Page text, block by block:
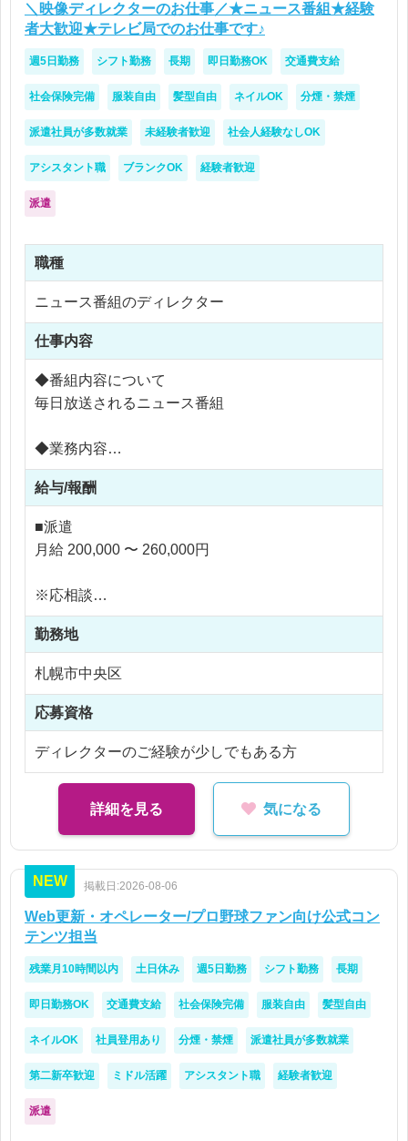
＼映像ディレクターのお仕事／★ニュース番組★経験
者大歓迎★テレビ局でのお仕事です♪
週5日勤務 シフト勤務 長期 即日勤務OK 交通費支給
社会保険完備 服装自由 髪型自由 ネイルOK 分煙・禁煙
派遣社員が多数就業 未経験者歓迎 社会人経験なしOK
アシスタント職 ブランクOK 経験者歓迎
派遣
職種
ニュース番組のディレクター
仕事内容
◆番組内容について
毎日放送されるニュース番組
◆業務内容
例えば...
政治・経済・町ネタなどの原稿の執筆、取材（ロ
ケ・電話取材）に行き
台本を書いていただきます！
編集は、編集者が専門にいます！
給与/報酬
■派遣
月給 200,000 〜 260,000円
※応相談
※ご経験により優遇
※交通費支給
※残業代全額支給
勤務地
札幌市中央区
応募資格
ディレクターのご経験が少しでもある方
詳細を見る 気になる
NEW 掲載日:2026-08-06
Web更新・オペレーター/プロ野球ファン向け公式コン
テンツ担当
残業月10時間以内 土日休み 週5日勤務 シフト勤務 長期
即日勤務OK 交通費支給 社会保険完備 服装自由 髪型自由
ネイルOK 社員登用あり 分煙・禁煙 派遣社員が多数就業
第二新卒歓迎 ミドル活躍 アシスタント職 経験者歓迎
派遣